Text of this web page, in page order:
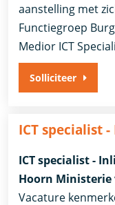
aanstelling met
Functiegroep
Medior ICT
Solliciteer
ICT specialist
ICT specialist -
Hoorn Ministerie
Vacature